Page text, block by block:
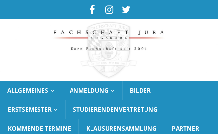
ALLGEMEINES ANMELDUNG BILDER
ERSTSEMESTER STUDIERENDENVERTRETUNG
KOMMENDE TERMINE KLAUSURENSAMMLUNG PARTNER